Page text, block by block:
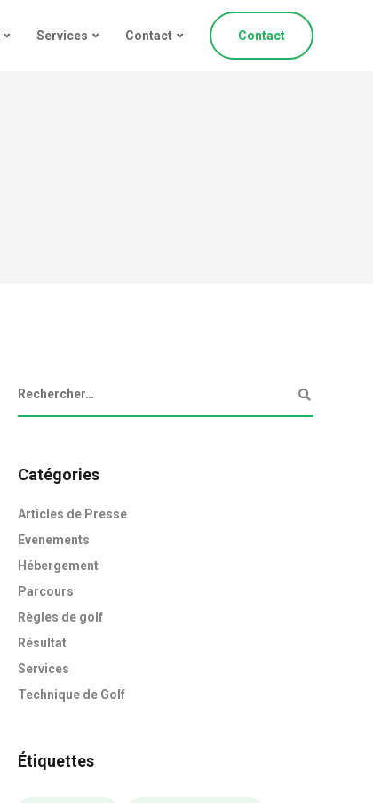
Services Contact Contact
Catégories
Articles de Presse
Evenements
Hébergement
Parcours
Règles de golf
Résultat
Services
Technique de Golf
Étiquettes